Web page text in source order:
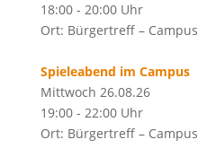
18:00 - 20:00 Uhr
Ort: Bürgertreff – Campus
Spieleabend im Campus
Mittwoch 26.08.26
19:00 - 22:00 Uhr
Ort: Bürgertreff – Campus